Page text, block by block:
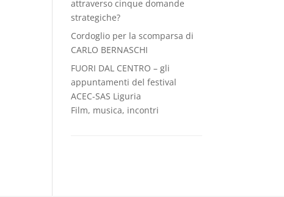
attraverso cinque domande
strategiche?
Cordoglio per la scomparsa di
CARLO BERNASCHI
FUORI DAL CENTRO – gli
appuntamenti del festival
ACEC-SAS Liguria
Film, musica, incontri